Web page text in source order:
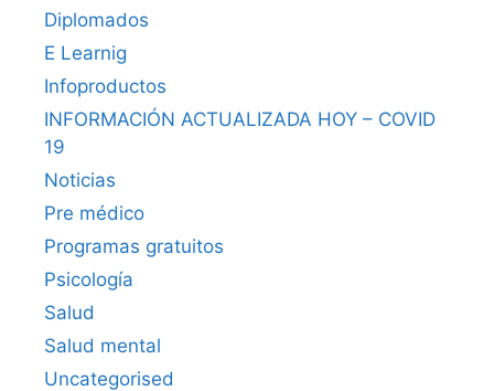
Diplomados
E Learnig
Infoproductos
INFORMACIÓN ACTUALIZADA HOY – COVID
19
Noticias
Pre médico
Programas gratuitos
Psicología
Salud
Salud mental
Uncategorised